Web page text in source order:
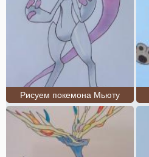
Рисуем покемона Мьюту